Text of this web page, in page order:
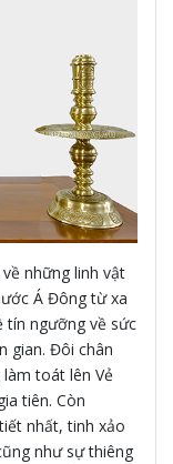
những linh vật
Á Đông từ xa
tín ngưỡng về sức
gian. Đôi chân
toát lên Vẻ
tiên. Còn
nhất, tinh xảo
như sự thiêng